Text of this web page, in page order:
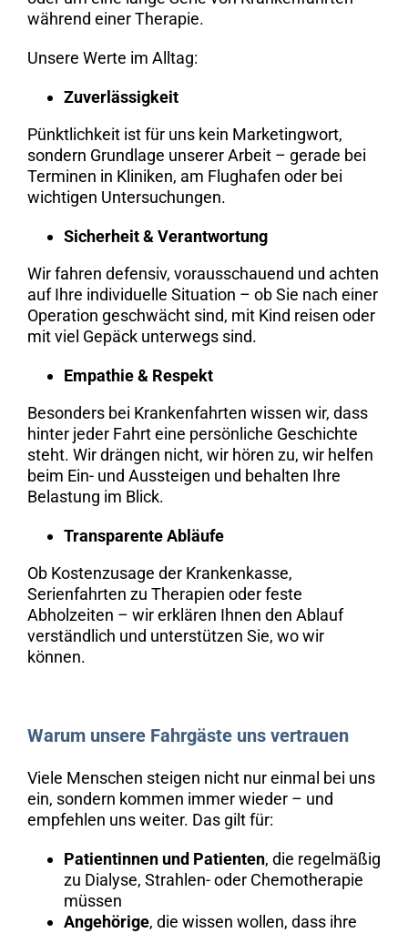
während einer Therapie.
Unsere Werte im Alltag:
Zuverlässigkeit
Pünktlichkeit ist für uns kein Marketingwort,
sondern Grundlage unserer Arbeit – gerade bei
Terminen in Kliniken, am Flughafen oder bei
wichtigen Untersuchungen.
Sicherheit & Verantwortung
Wir fahren defensiv, vorausschauend und achten
auf Ihre individuelle Situation – ob Sie nach einer
Operation geschwächt sind, mit Kind reisen oder
mit viel Gepäck unterwegs sind.
Empathie & Respekt
Besonders bei Krankenfahrten wissen wir, dass
hinter jeder Fahrt eine persönliche Geschichte
steht. Wir drängen nicht, wir hören zu, wir helfen
beim Ein- und Aussteigen und behalten Ihre
Belastung im Blick.
Transparente Abläufe
Ob Kostenzusage der Krankenkasse,
Serienfahrten zu Therapien oder feste
Abholzeiten – wir erklären Ihnen den Ablauf
verständlich und unterstützen Sie, wo wir
können.
Warum unsere Fahrgäste uns vertrauen
Viele Menschen steigen nicht nur einmal bei uns
ein, sondern kommen immer wieder – und
empfehlen uns weiter. Das gilt für:
Patientinnen und Patienten, die regelmäßig
zu Dialyse, Strahlen- oder Chemotherapie
müssen
Angehörige, die wissen wollen, dass ihre